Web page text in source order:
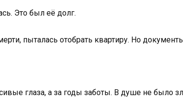
Это был её долг.
пыталась отобрать квартиру. Но
глаза, а за годы заботы. В душе не было